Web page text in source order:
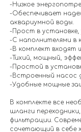
-Низкое
-Обеспечивает
аквариумной воды.
-Прост в установке,
-С наполнителями в
-В комплект входят
-Тихий, мощный,
-Простой в
-Встроенный насос
-Удобные мощные
В комплекте все
шланги
фильтрации.
сочетающий в себе